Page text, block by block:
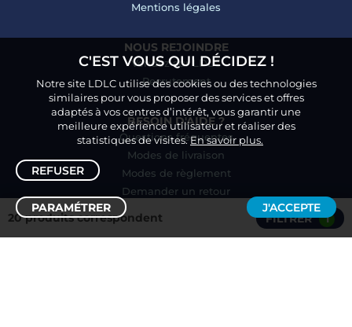
C'EST VOUS QUI DÉCIDEZ !
Notre site LDLC utilise des cookies ou des technologies
similaires pour vous proposer des services et offres
adaptés à vos centres d’intérêt, vous garantir une
meilleure expérience utilisateur et réaliser des
statistiques de visites.En savoir plus.
REFUSER
PARAMÉTRER J'ACCEPTE
Trier /Filtrer
20 produits correspondent FILTRER 1
Mentions légales
NOUS REJOINDRE
Vendez sur LDLC
Recrutement
BESOIN D'AIDE ?
Questions fréquentes
Modes de livraison
Modes de règlement
Demander un retour